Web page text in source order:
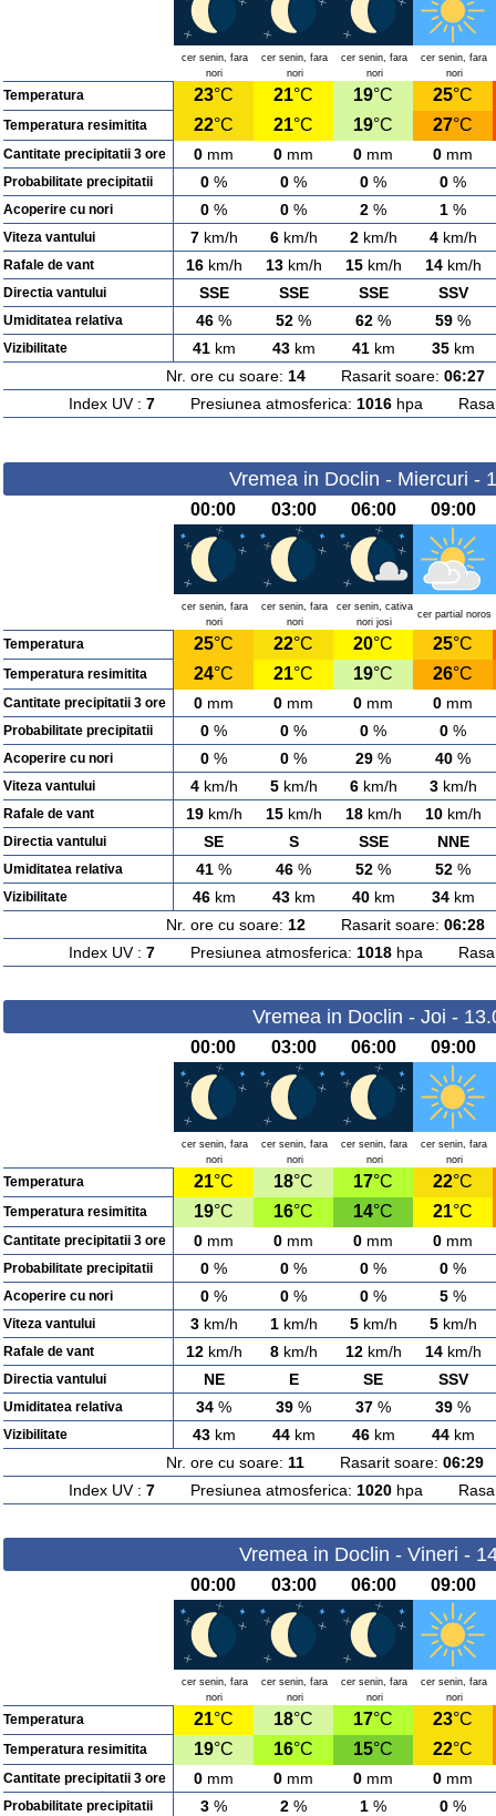
cer senin, fara
nori
cer senin, fara
nori
cer senin, fara
nori
cer senin, fara
nori
Temperatura 23°C 21°C 19°C 25°C
Temperatura resimitita 22°C 21°C 19°C 27°C
Cantitate precipitatii 3 ore 0 mm 0 mm 0 mm 0 mm
Probabilitate precipitatii 0 % 0 % 0 % 0 %
Acoperire cu nori 0 % 0 % 2 % 1 %
Viteza vantului 7km/h 6km/h 2km/h 4km/h
Rafale de vant 16km/h 13km/h 15km/h 14km/h
Directia vantului SSE SSE SSE SSV
Umiditatea relativa 46 % 52 % 62 % 59 %
Vizibilitate 41km 43km 41km 35km
Nr. ore cu soare: 14Rasarit soare: 06:27
Index UV : 7Presiunea atmosferica: 1016hpa
Vremea in Doclin - Miercuri -
00:00 03:00 06:00 09:00
cer senin, fara
nori
cer senin, fara
nori
cer senin, cativa
nori josi
cer partial noros
Temperatura 25°C 22°C 20°C 25°C
Temperatura resimitita 24°C 21°C 19°C 26°C
Cantitate precipitatii 3 ore 0 mm 0 mm 0 mm 0 mm
Probabilitate precipitatii 0 % 0 % 0 % 0 %
Acoperire cu nori 0 % 0 % 29 % 40 %
Viteza vantului 4km/h 5km/h 6km/h 3km/h
Rafale de vant 19km/h 15km/h 18km/h 10km/h
Directia vantului SE S SSE NNE
Umiditatea relativa 41 % 46 % 52 % 52 %
Vizibilitate 46km 43km 40km 34km
Nr. ore cu soare: 12Rasarit soare: 06:28
Index UV : 7Presiunea atmosferica: 1018hpa
Vremea in Doclin - Joi -
00:00 03:00 06:00 09:00
cer senin, fara
nori
cer senin, fara
nori
cer senin, fara
nori
cer senin, fara
nori
Temperatura 21°C 18°C 17°C 22°C
Temperatura resimitita 19°C 16°C 14°C 21°C
Cantitate precipitatii 3 ore 0 mm 0 mm 0 mm 0 mm
Probabilitate precipitatii 0 % 0 % 0 % 0 %
Acoperire cu nori 0 % 0 % 0 % 5 %
Viteza vantului 3km/h 1km/h 5km/h 5km/h
Rafale de vant 12km/h 8km/h 12km/h 14km/h
Directia vantului NE E SE SSV
Umiditatea relativa 34 % 39 % 37 % 39 %
Vizibilitate 43km 44km 46km 44km
Nr. ore cu soare: 11 Rasarit soare: 06:29
Index UV : 7Presiunea atmosferica: 1020hpa
Vremea in Doclin - Vineri -
00:00 03:00 06:00 09:00
cer senin, fara
nori
cer senin, fara
nori
cer senin, fara
nori
cer senin, fara
nori
Temperatura 21°C 18°C 17°C 23°C
Temperatura resimitita 19°C 16°C 15°C 22°C
Cantitate precipitatii 3 ore 0 mm 0 mm 0 mm 0 mm
Probabilitate precipitatii 3 % 2 % 1 % 0 %